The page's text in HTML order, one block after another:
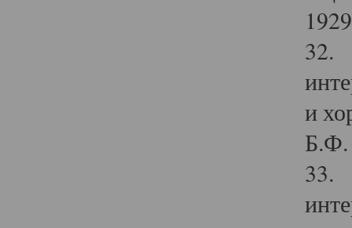
32.
и
Б.Ф.
33.